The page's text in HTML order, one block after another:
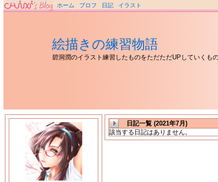
ホーム プロフ 日記 イラスト
絵描きの練習物語
碧洞潤のイラスト練習したものをただただUPしていくも
日記一覧 (2021年7月)
該当する日記はありません。